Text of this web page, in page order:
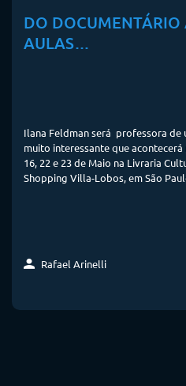
DO DOCUMENTÁRIO
AULAS…
Ilana Feldman será professora de
muito interessante que acontecerá
16, 22 e 23 de Maio na Livraria
Shopping Villa-Lobos, em São
Rafael Arinelli